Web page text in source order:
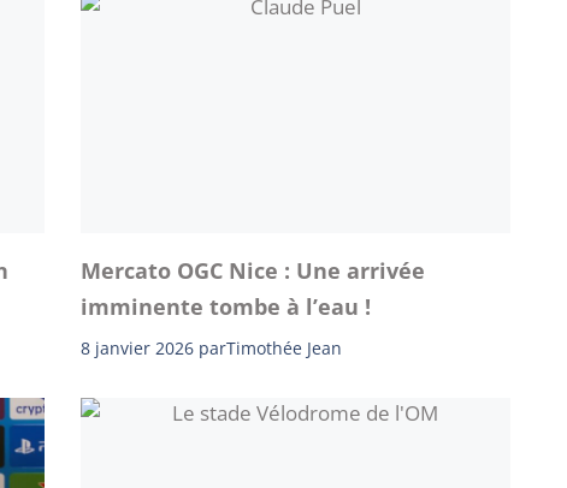
Mercato OGC Nice : Une arrivée
imminente tombe à l’eau !
8 janvier 2026 parTimothée Jean